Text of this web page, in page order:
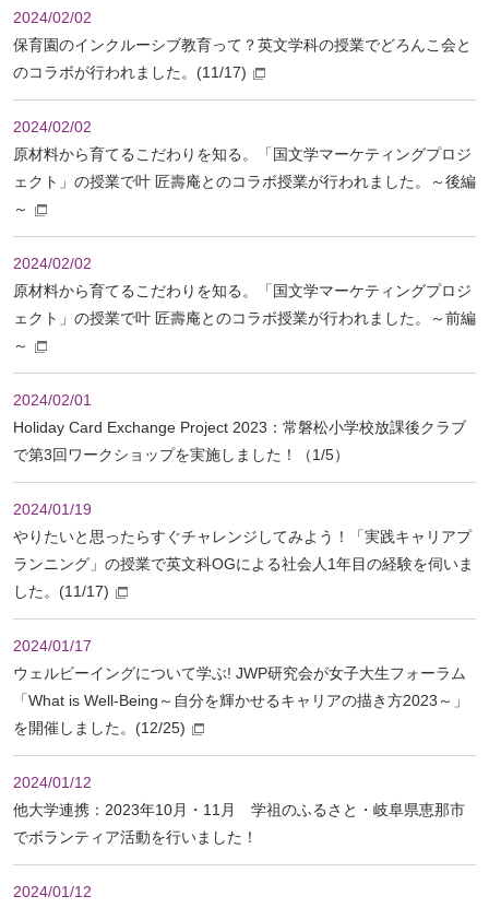
2024/02/02
保育園のインクルーシブ教育って？英文学科の授業でどろんこ会と
のコラボが行われました。(11/17)
2024/02/02
原材料から育てるこだわりを知る。「国文学マーケティングプロジ
ェクト」の授業で叶 匠壽庵とのコラボ授業が行われました。～後編
～
2024/02/02
原材料から育てるこだわりを知る。「国文学マーケティングプロジ
ェクト」の授業で叶 匠壽庵とのコラボ授業が行われました。～前編
～
2024/02/01
Holiday Card Exchange Project 2023：常磐松小学校放課後クラブ
で第3回ワークショップを実施しました！（1/5）
2024/01/19
やりたいと思ったらすぐチャレンジしてみよう！「実践キャリアプ
ランニング」の授業で英文科OGによる社会人1年目の経験を伺いま
した。(11/17)
2024/01/17
ウェルビーイングについて学ぶ! JWP研究会が女子大生フォーラム
「What is Well-Being～自分を輝かせるキャリアの描き方2023～」
を開催しました。(12/25)
2024/01/12
他大学連携：2023年10月・11月 学祖のふるさと・岐阜県恵那市
でボランティア活動を行いました！
2024/01/12